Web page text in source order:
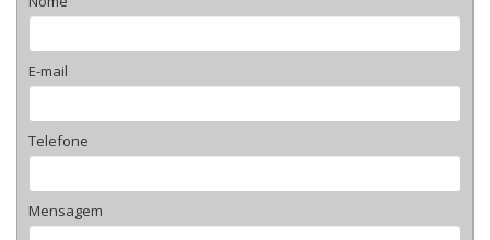
E-mail
Telefone
Mensagem